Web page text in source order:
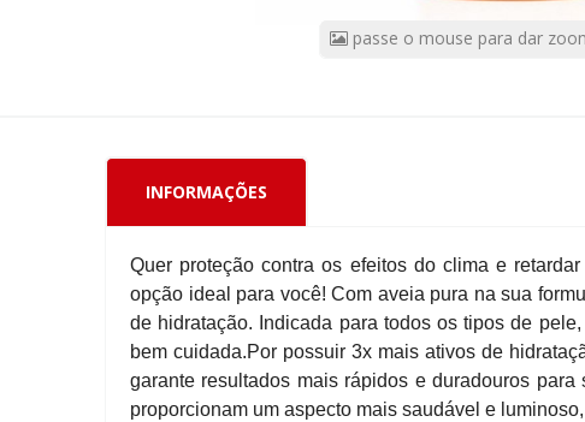
passe o mouse para dar
INFORMAÇÕES
Quer proteção contra os efeitos do clima e
opção ideal para você! Com aveia pura na sua
de hidratação. Indicada para todos os tipos de
bem cuidada.Por possuir 3x mais ativos de
garante resultados mais rápidos e duradouros
proporcionam um aspecto mais saudável e